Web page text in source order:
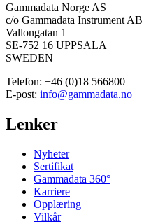
Gammadata Norge AS
c/o Gammadata Instrument AB
Vallongatan 1
SE-752 16 UPPSALA
SWEDEN
Telefon: +46 (0)18 566800
E-post: info@gammadata.no
Lenker
Nyheter
Sertifikat
Gammadata 360°
Karriere
Opplæring
Vilkår